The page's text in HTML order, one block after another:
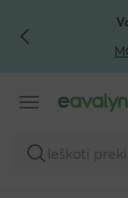
PEREITI PRIE
PEREITI Į
Ieškoti